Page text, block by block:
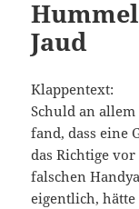
Jaud
Klappentext:
Schuld an
fand, dass eine
das Richtige
falschen
eigentlich,